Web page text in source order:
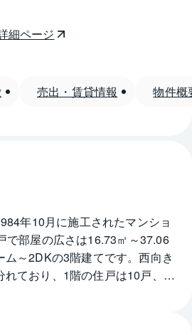
細ページ
売出・賃貸情報 物件概
年10月に施工されたマンショ
で部屋の広さは16.73㎡～37.06
ム～2DKの3階建てです。西向き
ており、1階の住戸は10戸、